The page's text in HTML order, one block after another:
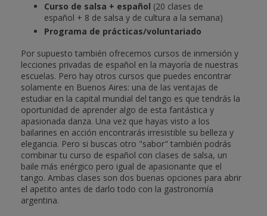
Curso de salsa + español (20 clases de
español + 8 de salsa y de cultura a la semana)
Programa de prácticas/voluntariado
Por supuesto también ofrecemos cursos de inmersión y
lecciones privadas de español en la mayoría de nuestras
escuelas. Pero hay otros cursos que puedes encontrar
solamente en Buenos Aires: una de las ventajas de
estudiar en la capital mundial del tango es que tendrás la
oportunidad de aprender algo de esta fantástica y
apasionada danza. Una vez que hayas visto a los
bailarines en acción encontrarás irresistible su belleza y
elegancia. Pero si buscas otro "sabor" también podrás
combinar tu curso de español con clases de salsa, un
baile más enérgico pero igual de apasionante que el
tango. Ambas clases son dos buenas opciones para abrir
el apetito antes de darlo todo con la gastronomía
argentina.